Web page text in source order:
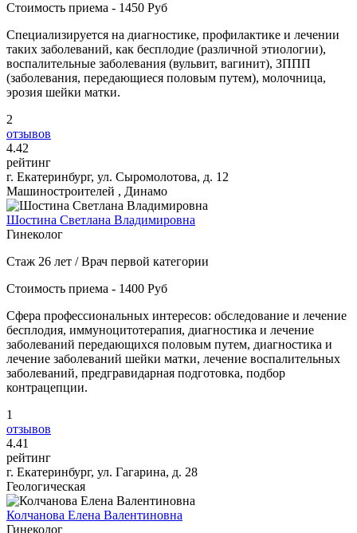
Стоимость приема - 1450 Руб
Специализируется на диагностике, профилактике и лечении
таких заболеваний, как бесплодие (различной этиологии),
воспалительные заболевания (вульвит, вагинит), ЗППП
(заболевания, передающиеся половым путем), молочница,
эрозия шейки матки.
2
отзывов
4.42
рейтинг
г. Екатеринбург, ул. Сыромолотова, д. 12
Машиностроителей , Динамо
Шостина Светлана Владимировна
Гинеколог
Стаж 26 лет / Врач первой категории
Стоимость приема - 1400 Руб
Сфера профессиональных интересов: обследование и лечение
бесплодия, иммуноцитотерапия, диагностика и лечение
заболеваний передающихся половым путем, диагностика и
лечение заболеваний шейки матки, лечение воспалительных
заболеваний, предгравидарная подготовка, подбор
контрацепции.
1
отзывов
4.41
рейтинг
г. Екатеринбург, ул. Гагарина, д. 28
Геологическая
Колчанова Елена Валентиновна
Гинеколог